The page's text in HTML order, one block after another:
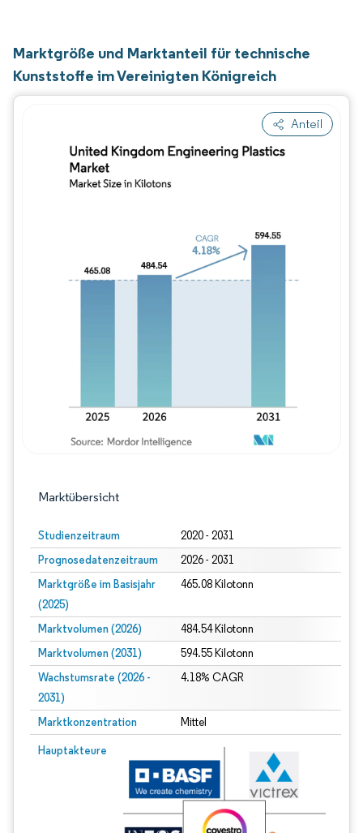
Marktgröße und Marktanteil für technische
Kunststoffe im Vereinigten Königreich
Anteil
Marktübersicht
Studienzeitraum 2020 - 2031
Prognosedatenzeitraum 2026 - 2031
Marktgröße im Basisjahr
(2025)
465.08 Kilotonn
Marktvolumen (2026) 484.54 Kilotonn
Marktvolumen (2031) 594.55 Kilotonn
Wachstumsrate (2026 -
2031)
4.18% CAGR
Marktkonzentration Mittel
Hauptakteure
Bild © Mordor Intelligence. Wiederverwendung erfordert Namensnennung